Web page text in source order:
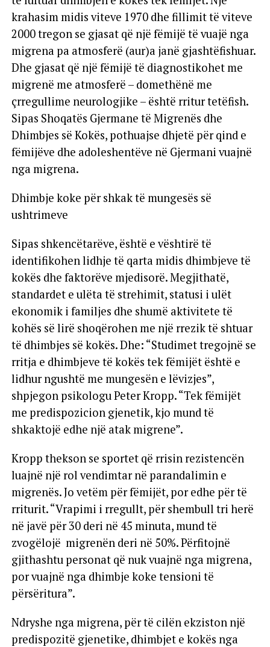
krahasim midis viteve 1970 dhe fillimit të viteve
2000 tregon se gjasat që një fëmijë të vuajë nga
migrena pa atmosferë (aur)a janë gjashtëfishuar.
Dhe gjasat që një fëmijë të diagnostikohet me
migrenë me atmosferë – domethënë me
çrregullime neurologjike – është rritur tetëfish.
Sipas Shoqatës Gjermane të Migrenës dhe
Dhimbjes së Kokës, pothuajse dhjetë për qind e
fëmijëve dhe adoleshentëve në Gjermani vuajnë
nga migrena.
Dhimbje koke për shkak të mungesës së
ushtrimeve
Sipas shkencëtarëve, është e vështirë të
identifikohen lidhje të qarta midis dhimbjeve të
kokës dhe faktorëve mjedisorë. Megjithatë,
standardet e ulëta të strehimit, statusi i ulët
ekonomik i familjes dhe shumë aktivitete të
kohës së lirë shoqërohen me një rrezik të shtuar
të dhimbjes së kokës. Dhe: “Studimet tregojnë se
rritja e dhimbjeve të kokës tek fëmijët është e
lidhur ngushtë me mungesën e lëvizjes”,
shpjegon psikologu Peter Kropp. “Tek fëmijët
me predispozicion gjenetik, kjo mund të
shkaktojë edhe një atak migrene”.
Kropp thekson se sportet që rrisin rezistencën
luajnë një rol vendimtar në parandalimin e
migrenës. Jo vetëm për fëmijët, por edhe për të
rriturit. “Vrapimi i rregullt, për shembull tri herë
në javë për 30 deri në 45 minuta, mund të
zvogëlojë migrenën deri në 50%. Përfitojnë
gjithashtu personat që nuk vuajnë nga migrena,
por vuajnë nga dhimbje koke tensioni të
përsëritura”.
Ndryshe nga migrena, për të cilën ekziston një
predispozitë gjenetike, dhimbjet e kokës nga